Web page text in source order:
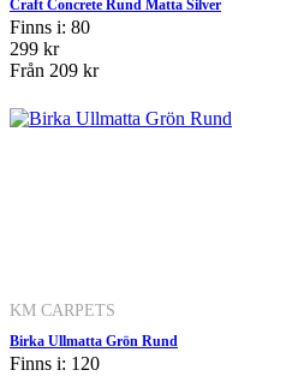
Craft Concrete Rund Matta Silver
Finns i: 80
299 kr
Från 209 kr
KM CARPETS
Birka Ullmatta Grön Rund
Finns i: 120